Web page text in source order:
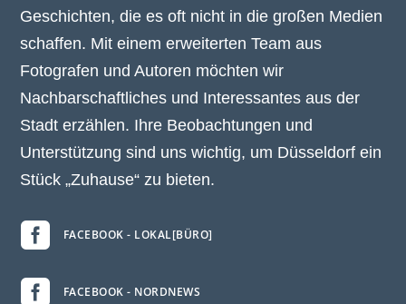
Geschichten, die es oft nicht in die großen Medien
schaffen. Mit einem erweiterten Team aus
Fotografen und Autoren möchten wir
Nachbarschaftliches und Interessantes aus der
Stadt erzählen. Ihre Beobachtungen und
Unterstützung sind uns wichtig, um Düsseldorf ein
Stück „Zuhause“ zu bieten.
 FACEBOOK - LOKAL[BÜRO]
 FACEBOOK - NORDNEWS